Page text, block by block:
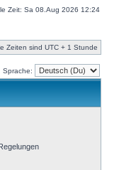
Zeit: Sa 08.Aug 2026 12:24
Zeiten sind UTC + 1 Stunde
Sprache: